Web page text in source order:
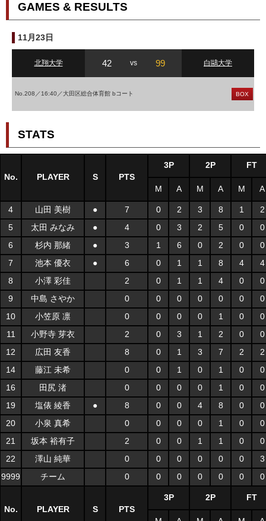
GAMES & RESULTS
11月23日
北翔大学 42 vs 99 白鷗大学
No.208／16:40／大田区総合体育館 bコート BOX
STATS
No. PLAYER S PTS
3P 2P FT
M A M A M A
4 山田 美樹 ● 7 0 2 3 8 1
2
5
太田 みなみ ● 4 0 3 2 5 0
0
6
杉内 那緒 ● 3 1 6 0 2 0
0
7
池本 優衣 ● 6 0 1 1 8 4
4
8
小澤 彩佳 2 0 1 1 4 0
0
9
中島 さやか 0 0 0 0 0 0
0
10
小笠原 凛 0 0 0 0 1 0
0
11
小野寺 芽衣 2 0 3 1 2 0
0
12
広田 友香 8 0 1 3 7 2
2
14
藤江 未希 0 0 1 0 1 0
0
16
田尻 渚 0 0 0 0 1 0
0
19
塩俵 綾香 ● 8 0 0 4 8 0
0
20
小泉 真希 0 0 0 0 1 0
0
21
坂本 裕有子 2 0 0 1 1 0
0
22
澤山 純華 0 0 0 0 0 0
3
9999
チーム 0 0 0 0 0 0 0
No. PLAYER S PTS
3P 2P FT